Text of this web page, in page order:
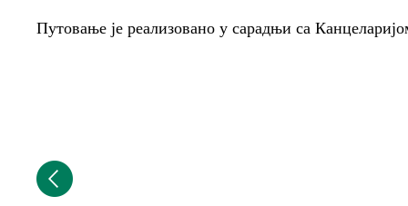
Путовање је реализовано у сарадњи са